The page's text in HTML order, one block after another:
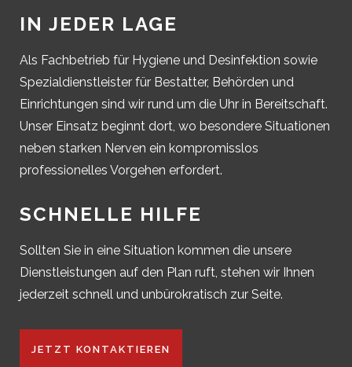
IN JEDER LAGE
Als Fachbetrieb für Hygiene und Desinfektion sowie
Spezialdienstleister für Bestatter, Behörden und
Einrichtungen sind wir rund um die Uhr in Bereitschaft.
Unser Einsatz beginnt dort, wo besondere Situationen
neben starken Nerven ein kompromisslos
professionelles Vorgehen erfordert.
SCHNELLE HILFE
Sollten Sie in eine Situation kommen die unsere
Dienstleistungen auf den Plan ruft, stehen wir Ihnen
jederzeit schnell und unbürokratisch zur Seite.
JETZT KONTAKTIEREN